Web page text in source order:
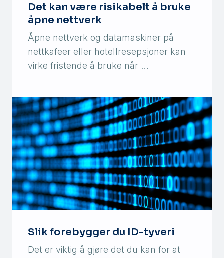
Det kan være risikabelt å bruke
åpne nettverk
Åpne nettverk og datamaskiner på
nettkafeer eller hotellresepsjoner kan
virke fristende å bruke når …
Slik forebygger du ID-tyveri
Det er viktig å gjøre det du kan for at